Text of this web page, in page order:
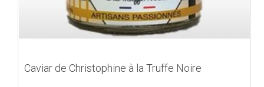
Caviar de Christophine à la Truffe Noire